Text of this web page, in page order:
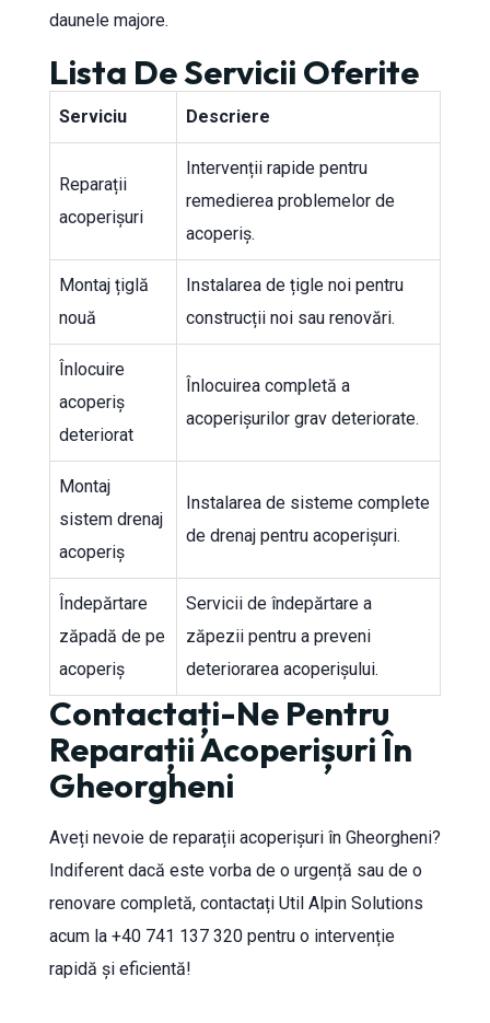
daunele majore.
Lista De Servicii Oferite
Serviciu Descriere
Reparații
acoperișuri
Intervenții rapide pentru
remedierea problemelor de
acoperiș.
Montaj țiglă
nouă
Instalarea de țigle noi pentru
construcții noi sau renovări.
Înlocuire
acoperiș
deteriorat
Înlocuirea completă a
acoperișurilor grav deteriorate.
Montaj
sistem drenaj
acoperiș
Instalarea de sisteme complete
de drenaj pentru acoperișuri.
Îndepărtare
zăpadă de pe
acoperiș
Servicii de îndepărtare a
zăpezii pentru a preveni
deteriorarea acoperișului.
Contactați-Ne Pentru
Reparații Acoperișuri În
Gheorgheni
Aveți nevoie de reparații acoperișuri în Gheorgheni?
Indiferent dacă este vorba de o urgență sau de o
renovare completă, contactați Util Alpin Solutions
acum la +40 741 137 320 pentru o intervenție
rapidă și eficientă!